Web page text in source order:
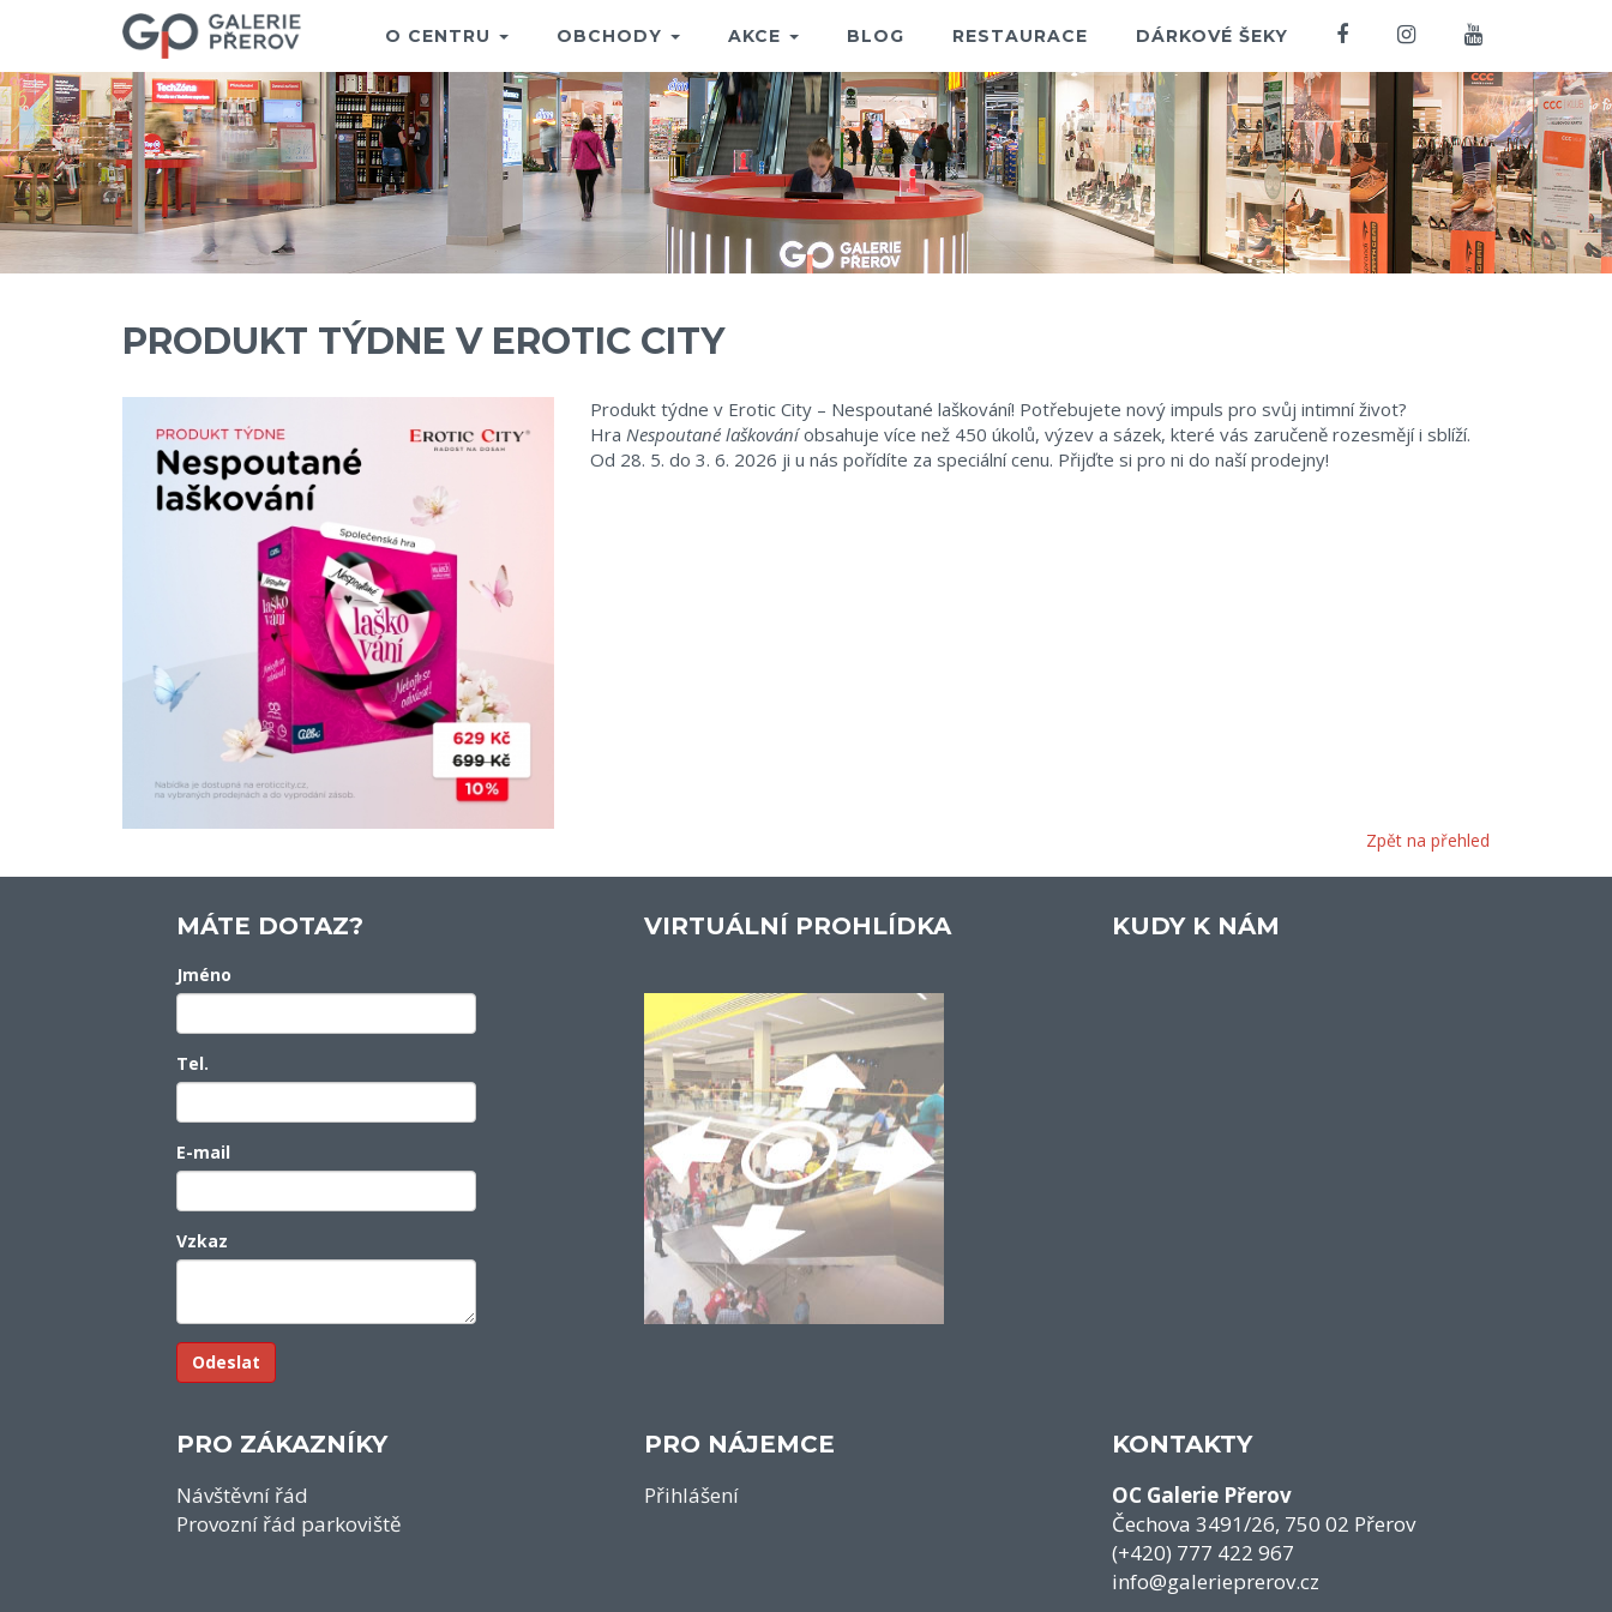
O CENTRU OBCHODY AKCE BLOG RESTAURACE DÁRKOVÉ ŠEKY
PRODUKT TÝDNE V EROTIC CITY
Produkt týdne v Erotic City – Nespoutané laškování! Potřebujete nový impuls pro svůj intimní život?
Hra Nespoutané laškováníobsahuje více než 450 úkolů, výzev a sázek, které vás zaručeně rozesmějí i sblíží.
Od 28. 5. do 3. 6. 2026 ji u nás pořídíte za speciální cenu. Přijďte si pro ni do naší prodejny!
Zpět na přehled
MÁTE DOTAZ?
Jméno
Tel.
E-mail
Vzkaz
VIRTUÁLNÍ PROHLÍDKA KUDY K NÁM
PRO ZÁKAZNÍKY
Návštěvní řád
Provozní řád parkoviště
PRO NÁJEMCE
Přihlášení
KONTAKTY
OC Galerie Přerov
Čechova 3491/26, 750 02 Přerov
(+420) 777 422 967
info@galerieprerov.cz